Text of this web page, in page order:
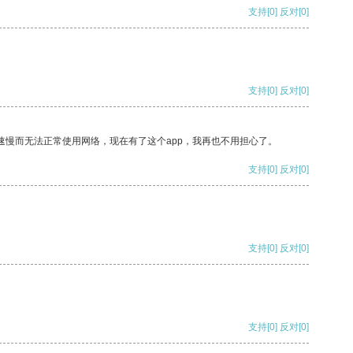
支持[0] 反对[0]
支持[0] 反对[0]
而无法正常使用网络，现在有了这个app，我再也不用担心了。
支持[0] 反对[0]
支持[0] 反对[0]
支持[0] 反对[0]